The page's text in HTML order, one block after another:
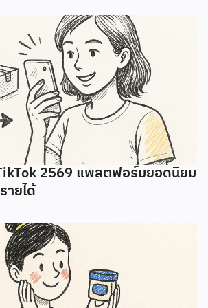
2569 แพลตฟอร์มยอดนิยม
ายได้